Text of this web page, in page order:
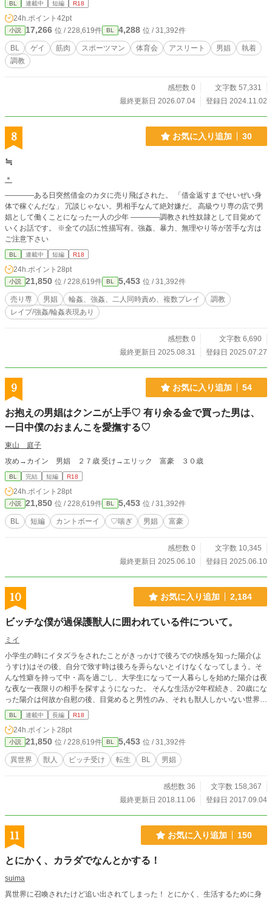
BL 連載中 短編 R18
24h.ポイント 42pt
小説 17,266 位 / 228,619件 BL 4,288 位 / 31,392件
BL ゲイ 筋肉 スポーツマン 体育会 アスリート 男娼
執着
調教
感想数 0
文字数 57,331
最終更新日 2026.07.04
登録日 2024.11.02
8 お気に入り追加 30
≒
＊
――――ある日突然借金のカタに売り飛ばされた。 「借金返すまでせいぜい身
体で稼ぐんだな」 冗談じゃない。男相手なんて絶対嫌だ。 高級ウリ専の店で男
娼として働くことになった一人の少年 ――――調教され性奴隷として目覚めて
いくお話です。 ※全ての話に性描写有。強姦、暴力、無理やり等が苦手な方は
ご注意下さい
BL 連載中 短編 R18
24h.ポイント 28pt
小説 21,850 位 / 228,619件 BL 5,453 位 / 31,392件
売り専 男娼 輪姦、強姦、二人同時責め、複数プレイ
調教
レイプ/強姦/輪姦表現あり
感想数 0
文字数 6,690
最終更新日 2025.08.31
登録日 2025.07.27
9 お気に入り追加 54
お抱えの男娼はクンニが上手♡ 有り余る金で買った男は、
一日中僕のおまんこを愛撫する♡
東山 庭子
攻め→カイン 男娼 ２７歳 受け→エリック 富豪 ３０歳
BL 完結 短編 R18
24h.ポイント 28pt
小説 21,850 位 / 228,619件 BL 5,453 位 / 31,392件
BL 短編 カントボーイ ♡喘ぎ 男娼 富豪
感想数 0
文字数 10,345
最終更新日 2025.06.10
登録日 2025.06.10
10 お気に入り追加 2,184
ビッチな僕が過保護獣人に囲われている件について。
ミイ
小学生の時にイタズラをされたことがきっかけで後ろでの快感を知った陽介(よ
うすけ)はその後、自分で致す時は後ろを弄らないとイけなくなってしまう。そ
んな性癖を持って中・高を過ごし、大学生になって一人暮らしを始めた陽介は夜
な夜な一夜限りの相手を探すようになった。 そんな生活が2年程続き、20歳にな
った陽介は何故か自慰の後、目覚めると男性のみ、それも獣人しかいない世界へ
異世界トリップしていた。 そこでは人間であるヒト科は絶滅危惧種で保護対
象。運良く保護してくれた獣人は自分を大切にする余り一切触れようとはしな
い。 そんな中、自分を王家に保護してもらうと言い出してー…。 「僕の性欲は
どうなるの…！？」 そう思った陽介は王家に行かないために逃げることを計画
する。 ＊争いごとを好まないマイペース主人公。性的欲求には忠実です。 ＊主
人公が本命を見つけるまで複数と身体の関係を持ちます。苦手な方はご遠慮下さ
BL 連載中 長編 R18
24h.ポイント 28pt
小説 21,850 位 / 228,619件 BL 5,453 位 / 31,392件
異世界 獣人 ビッチ受け 転生 BL 男娼
感想数 36
文字数 158,367
最終更新日 2018.11.06
登録日 2017.09.04
11 お気に入り追加 150
とにかく、カラダでなんとかする！
suima
異世界に召喚されたけど追い出されてしまった！ とにかく、生活するために身